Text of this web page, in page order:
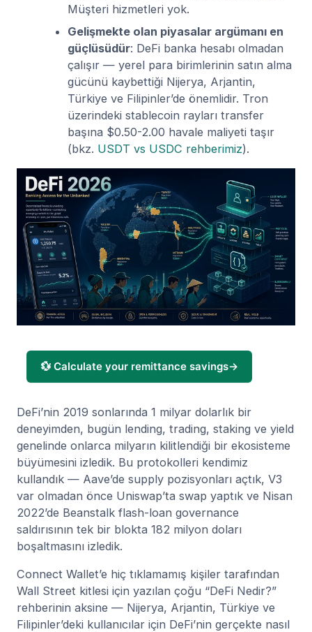
Müşteri hizmetleri yok.
Gelişmekte olan piyasalar argümanı en
güçlüsüdür: DeFi banka hesabı olmadan
çalışır — yerel para birimlerinin satın alma
gücünü kaybettiği Nijerya, Arjantin,
Türkiye ve Filipinler’de önemlidir. Tron
üzerindeki stablecoin rayları transfer
başına $0.50-2.00 havale maliyeti taşır
(bkz. USDT vs USDC rehberimiz).
💱 Calculate your remittance savings→
DeFi’nin 2019 sonlarında 1 milyar dolarlık bir
deneyimden, bugün lending, trading, staking ve yield
genelinde onlarca milyarın kilitlendiği bir ekosisteme
büyümesini izledik. Bu protokolleri kendimiz
kullandık — Aave’de supply pozisyonları açtık, V3
var olmadan önce Uniswap’ta swap yaptık ve Nisan
2022’de Beanstalk flash-loan governance
saldırısının tek bir blokta 182 milyon doları
boşaltmasını izledik.
Connect Wallet’e hiç tıklamamış kişiler tarafından
Wall Street kitlesi için yazılan çoğu “DeFi Nedir?”
rehberinin aksine — Nijerya, Arjantin, Türkiye ve
Filipinler’deki kullanıcılar için DeFi’nin gerçekte nasıl